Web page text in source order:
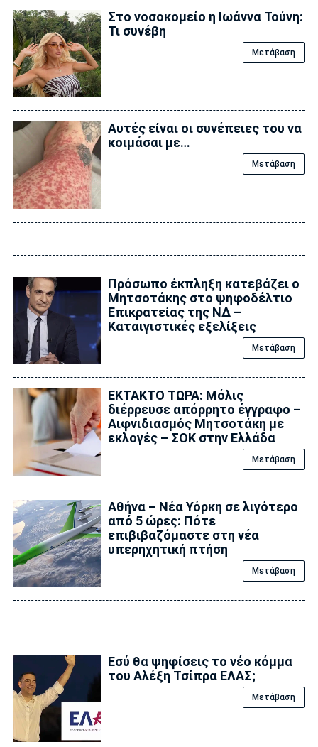
Στο νοσοκομείο η Ιωάννα Τούνη:
Τι συνέβη
Μετάβαση
Αυτές είναι οι συνέπειες του να
κοιμάσαι με…
Μετάβαση
Πρόσωπο έκπληξη κατεβάζει ο
Μητσοτάκης στο ψηφοδέλτιο
Επικρατείας της ΝΔ –
Καταιγιστικές εξελίξεις
Μετάβαση
ΕΚΤΑΚΤΟ ΤΩΡΑ: Μόλις
διέρρευσε απόρρητο έγγραφο –
Αιφνιδιασμός Μητσοτάκη με
εκλογές – ΣΟΚ στην Ελλάδα
Μετάβαση
Αθήνα – Νέα Υόρκη σε λιγότερο
από 5 ώρες: Πότε
επιβιβαζόμαστε στη νέα
υπερηχητική πτήση
Μετάβαση
Εσύ θα ψηφίσεις το νέο κόμμα
του Αλέξη Τσίπρα ΕΛΑΣ;
Μετάβαση